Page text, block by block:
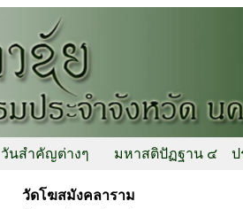
วันสำคัญต่างๆ มหาสติปัฏฐาน ๔ ป
วัดโฆสมังคลาราม